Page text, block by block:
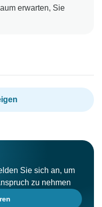
erwarten, Sie
Sie sich an, um
zu nehmen